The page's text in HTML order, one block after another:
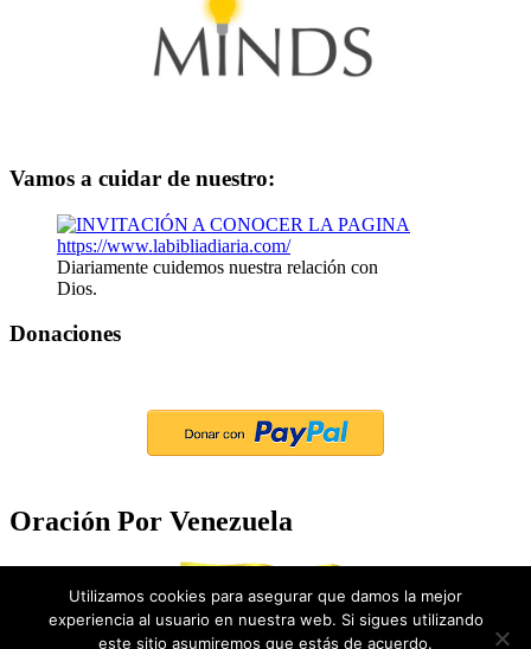
Vamos a cuidar de nuestro:
Diariamente cuidemos nuestra relación con
Dios.
Donaciones
Oración Por Venezuela
Utilizamos cookies para asegurar que damos la mejor
experiencia al usuario en nuestra web. Si sigues utilizando
este sitio asumiremos que estás de acuerdo.